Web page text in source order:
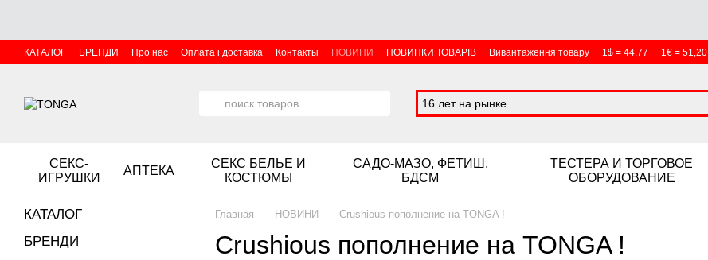
КАТАЛОГ БРЕНДИ Про нас Оплата і доставка Контакты НОВИНИ НОВИНКИ ТОВАРІВ Вивантаження товару 1$ = 44,77 1€ = 51,20
16 лет на рынке
СЕКС-
ИГРУШКИ
АПТЕКА
СЕКС БЕЛЬЕ И
КОСТЮМЫ
САДО-МАЗО, ФЕТИШ,
БДСМ
ТЕСТЕРА И ТОРГОВОЕ
ОБОРУДОВАНИЕ
Главная НОВИНИ Crushious пополнение на TONGA !
Crushious пополнение на TONGA !
КАТАЛОГ
БРЕНДИ